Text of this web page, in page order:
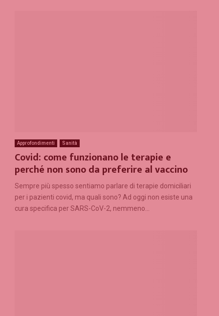
Approfondimenti Sanità
Covid: come funzionano le terapie e
perché non sono da preferire al vaccino
Sempre più spesso sentiamo parlare di terapie domiciliari
per i pazienti covid, ma quali sono? Ad oggi non esiste una
cura specifica per SARS-CoV-2, nemmeno...